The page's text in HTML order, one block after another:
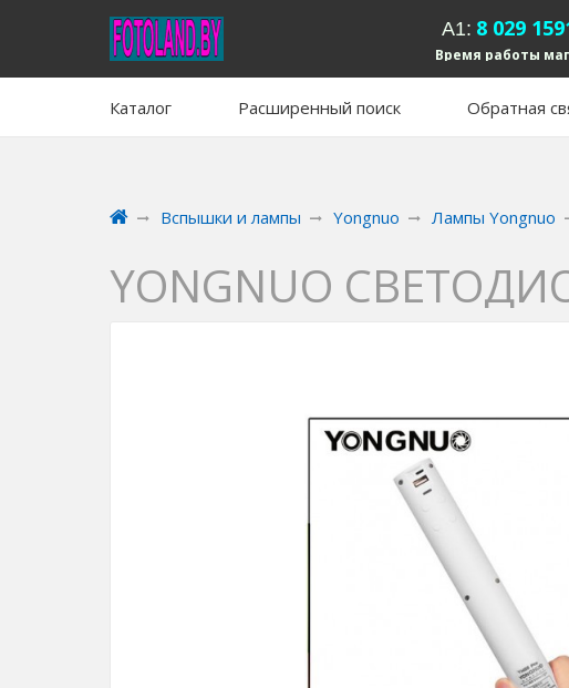
А1: 8 029
Время работы
вых
Каталог Расширенный поиск Обратная
Вспышки и лампы Yongnuo Лампы Yongnuo
YONGNUO